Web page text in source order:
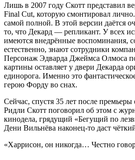
Лишь в 2007 году Скотт представил
Final Cut, которую смонтировал
самой полной. В этой версии даётся
то, что Декард — репликант. У всех
имеются внедрённые воспоминания,
естественно, знают сотрудники
Персонаж Эдварда Джеймса Олмоса
картины оставляет у двери Декарда
единорога. Именно это
герою Форду во снах.
Сейчас, спустя 35 лет после
Ридли Скотт поговорил об этом с
кинодела, грядущий «Бегущий по
Дени Вильнёва наконец-то даст
«Харрисон, он никогда… Честно